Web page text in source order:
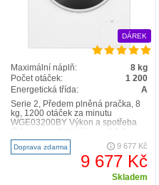
DÁREK
Maximální náplň:
8 kg
Počet otáček:
1 200
Energetická třída:
A
Serie 2, Předem plněná pračka, 8
kg, 1200 otáček za minutu
WGE03200BY Výkon a spotřeba
energie2 / voda3: 46 kW..
Doprava zdarma 9 677 Kč
9 677 Kč
Skladem